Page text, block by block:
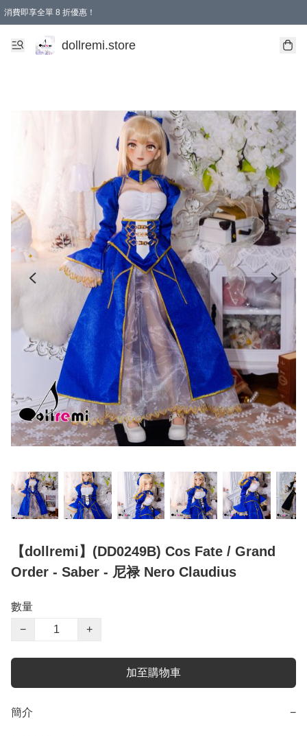
消費即享全單 8 折優惠！
購物滿 HKD 1500.00即享免運費優惠！（適用於 本地送貨、本地取貨、國際送貨 )
dollremi.store
【dollremi】(DD0249B) Cos Fate / Grand
Order - Saber - 尼禄 Nero Claudius
數量
−
+
加至購物車
簡介 −